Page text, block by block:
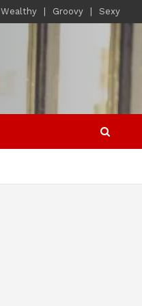
Wealthy Groovy Sexy